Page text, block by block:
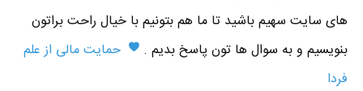
های سایت سهیم باشید تا ما هم بتونیم با خیال راحت براتون
بنویسیم و به سوال ها تون پاسخ بدیم .
حمایت مالی از علم
فردا